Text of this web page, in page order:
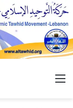
القائمة